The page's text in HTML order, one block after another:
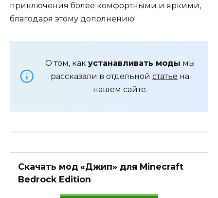
приключения более комфортными и яркими,
благодаря этому дополнению!
О том, как устанавливать моды мы
рассказали в отдельной статье на
нашем сайте.
Скачать мод «Джип» для Minecraft
Bedrock Edition